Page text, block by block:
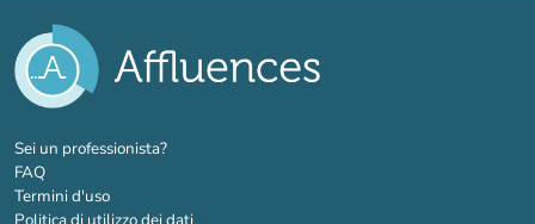
Sei un professionista?(nuova scheda)
FAQ
Termini d'uso